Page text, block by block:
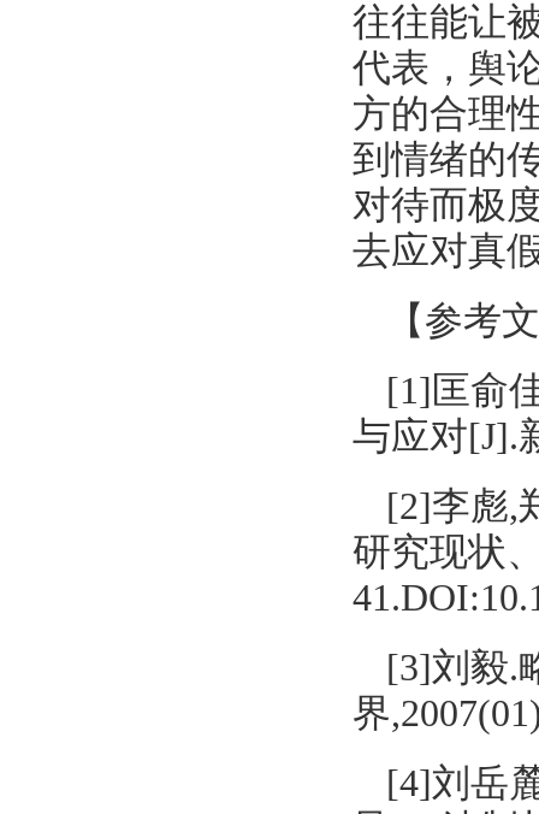
往往能让
代表，舆
方的合理
到情绪的
对待而极
去应对真
【参考
[1]匡俞
与应对[J].
[2]李彪,
研究现状
[3]刘毅.
界
[4]刘岳